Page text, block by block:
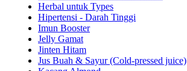
Herbal untuk Types
Hipertensi - Darah Tinggi
Imun Booster
Jelly Gamat
Jinten Hitam
Jus Buah & Sayur (Cold-pressed juice)